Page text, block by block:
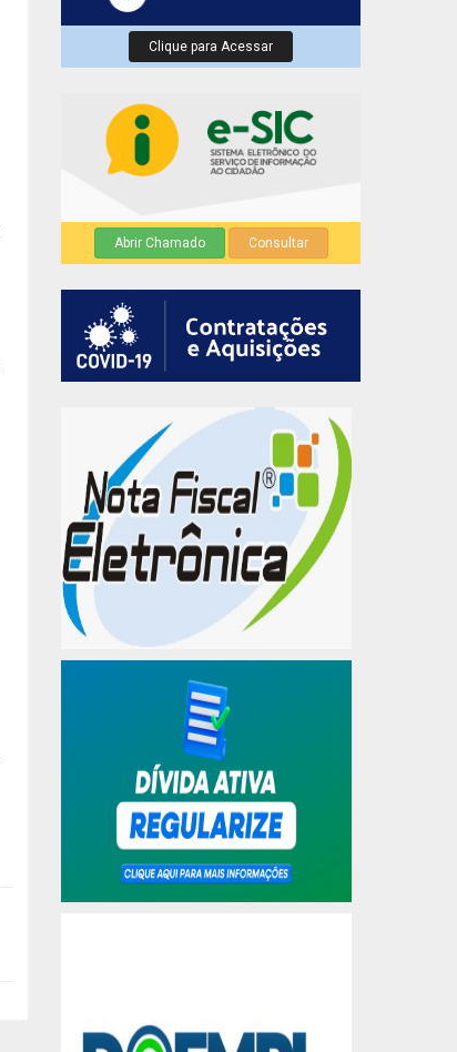
Clique para Acessar
Abrir Chamado Consultar